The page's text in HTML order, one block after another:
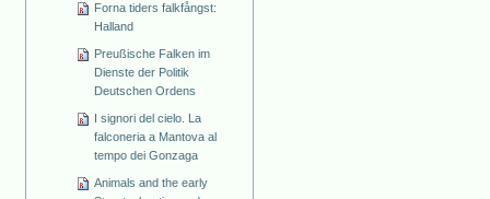
Forna tiders falkfångst:
Halland
Preußische Falken im
Dienste der Politik
Deutschen Ordens
I signori del cielo. La
falconeria a Mantova al
tempo dei Gonzaga
Animals and the early